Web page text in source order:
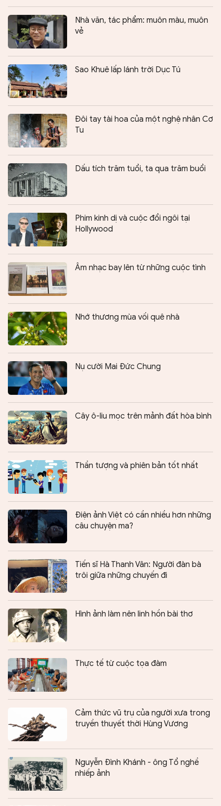
Nhà văn, tác phẩm: muôn màu, muôn
vẻ
Sao Khuê lấp lánh trời Dục Tú
Ðôi tay tài hoa của một nghệ nhân Cơ
Tu
Dấu tích trăm tuổi, ta qua trăm buổi
Phim kinh dị và cuộc đổi ngôi tại
Hollywood
Âm nhạc bay lên từ những cuộc tình
Nhớ thương mùa vối quê nhà
Nụ cười Mai Đức Chung
Cây ô-liu mọc trên mảnh đất hòa bình
Thần tượng và phiên bản tốt nhất
Điện ảnh Việt có cần nhiều hơn những
câu chuyện ma?
Tiến sĩ Hà Thanh Vân: Người đàn bà
trôi giữa những chuyến đi
Hình ảnh làm nên linh hồn bài thơ
Thực tế từ cuộc tọa đàm
Cảm thức vũ trụ của người xưa trong
truyền thuyết thời Hùng Vương
Nguyễn Đình Khánh - ông Tổ nghề
nhiếp ảnh